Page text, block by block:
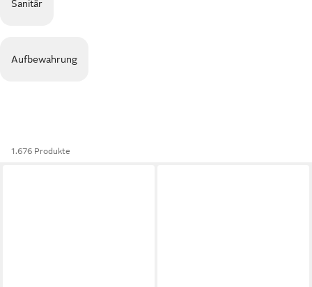
Sanitär
Aufbewahrung
1.676 Produkte